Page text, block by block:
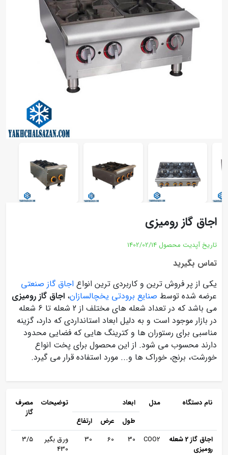
اجاق گاز رومیزی
تاریخ آپدیت محصول 1402/02/14
تماس بگیرید
یکی از پر فروش ترین و کاربردی ترین انواع اجاق گاز صنعتی
عرضه شده توسط صنایع برودتی یخچالسازان، اجاق گاز رومیزی
می باشد که در تعداد شعله های مختلف از 2 شعله تا 6 شعله
در بازار موجود است و به دلیل ابعاد استانداردی که دارد، گزینه
مناسبی برای رستوران ها و کترینگ هایی که فضایی محدود
دارند محسوب می شود. از این محصول برای پخت انواع
خورشت، برنج، خوراک ها و... مورد استفاده قرار می گیرد.
نام دستگاه مدل ابعاد توضیحات
مصرف
گاز
طول
عرض
ارتفاع
اجاق گاز 2 شعله
رومیزی
COO2
30
60
30
ورق بگیر
430
3/5